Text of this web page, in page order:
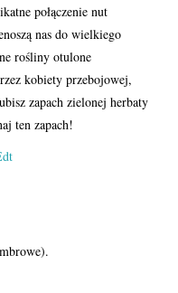
połączenie nut
nas do wielkiego
rośliny otulone
kobiety przebojowej,
zapach zielonej herbaty
ten zapach!